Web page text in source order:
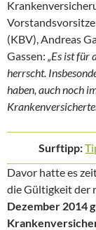
(KBV), Andreas
Gassen: „Es ist für
herrscht.
haben, auch noch
Surftipp:
Davor hatte es
die Gültigkeit der
Dezember 2014